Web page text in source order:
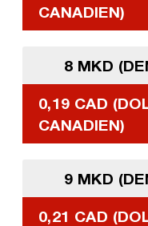
CANADIEN)
8 MKD
0,19 CAD
CANADIEN)
9 MKD
0,21 CAD